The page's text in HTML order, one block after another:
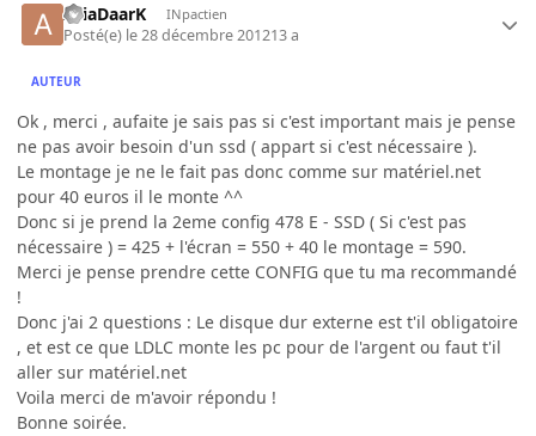
AriaDaarK INpactien
Posté(e) le 28 décembre 201213 a
AUTEUR
Ok , merci , aufaite je sais pas si c'est important mais je pense
ne pas avoir besoin d'un ssd ( appart si c'est nécessaire ).
Le montage je ne le fait pas donc comme sur matériel.net
pour 40 euros il le monte ^^
Donc si je prend la 2eme config 478 E - SSD ( Si c'est pas
nécessaire ) = 425 + l'écran = 550 + 40 le montage = 590.
Merci je pense prendre cette CONFIG que tu ma recommandé
!
Donc j'ai 2 questions : Le disque dur externe est t'il obligatoire
, et est ce que LDLC monte les pc pour de l'argent ou faut t'il
aller sur matériel.net
Voila merci de m'avoir répondu !
Bonne soirée.